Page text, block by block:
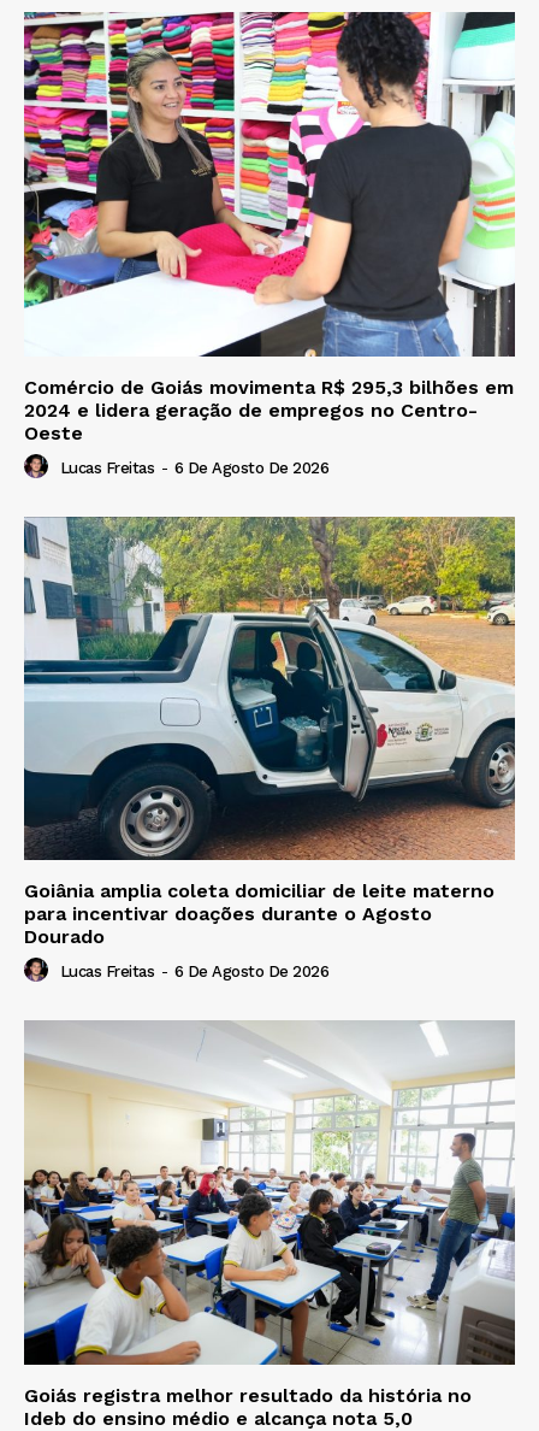
Comércio de Goiás movimenta R$ 295,3 bilhões em
2024 e lidera geração de empregos no Centro-
Oeste
Lucas Freitas - 6 De Agosto De 2026
Goiânia amplia coleta domiciliar de leite materno
para incentivar doações durante o Agosto
Dourado
Lucas Freitas - 6 De Agosto De 2026
Goiás registra melhor resultado da história no
Ideb do ensino médio e alcança nota 5,0